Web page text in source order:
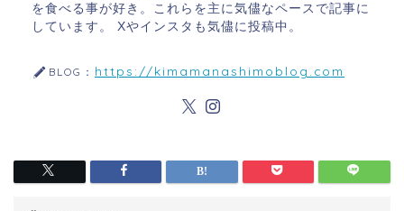
を食べる事が好き。これらを主に気儘なペースで記事に
しています。 Xやインスタも気儘に投稿中。
BLOG： https://kimamanashimoblog.com